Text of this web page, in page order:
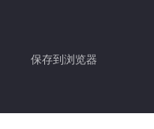
保存到浏览器